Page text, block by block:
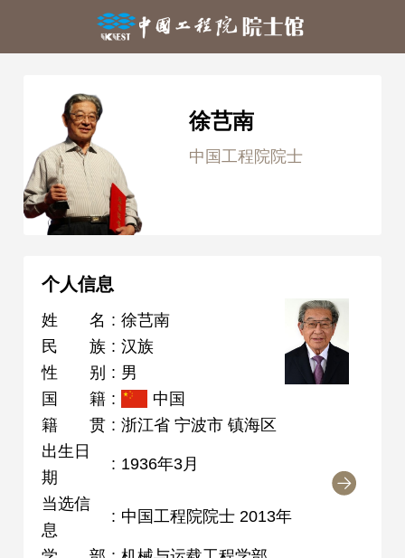
徐芑南
中国工程院院士
个人信息
姓名 : 徐芑南
民族 : 汉族
性别 : 男
国籍 :
中国
籍贯 : 浙江省 宁波市 镇海区
出生日
期
: 1936年3月
当选信
息
: 中国工程院院士 2013年